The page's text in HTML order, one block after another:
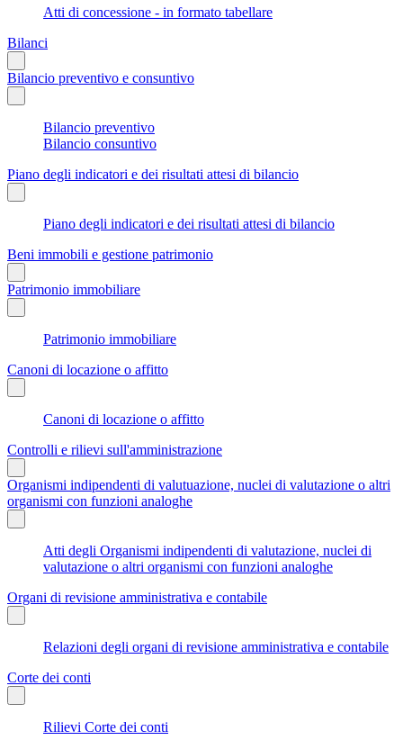
Atti di concessione - in formato tabellare
Bilanci
Bilancio preventivo e consuntivo
Bilancio preventivo
Bilancio consuntivo
Piano degli indicatori e dei risultati attesi di bilancio
Piano degli indicatori e dei risultati attesi di bilancio
Beni immobili e gestione patrimonio
Patrimonio immobiliare
Patrimonio immobiliare
Canoni di locazione o affitto
Canoni di locazione o affitto
Controlli e rilievi sull'amministrazione
Organismi indipendenti di valutuazione, nuclei di valutazione o altri
organismi con funzioni analoghe
Atti degli Organismi indipendenti di valutazione, nuclei di
valutazione o altri organismi con funzioni analoghe
Organi di revisione amministrativa e contabile
Relazioni degli organi di revisione amministrativa e contabile
Corte dei conti
Rilievi Corte dei conti